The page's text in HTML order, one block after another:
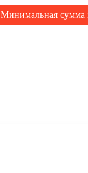
Минимальная сумма